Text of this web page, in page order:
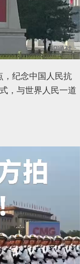
，纪念中国人民抗
，与世界人民一道